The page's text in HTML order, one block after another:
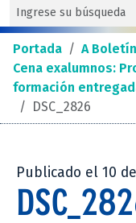
Portada / A Boletín
Cena exalumnos:
formación
/ DSC_2826
Publicado el 10